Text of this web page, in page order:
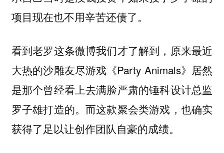
项目现在也不用辛苦还债了。
看到老罗这条微博我们才了解到，原来最近
大热的沙雕友尽游戏《Party Animals》居然
是那个曾经看上去满脸严肃的锤科设计总监
罗子雄打造的。而这款聚会类游戏，也确实
获得了足以让创作团队自豪的成绩。